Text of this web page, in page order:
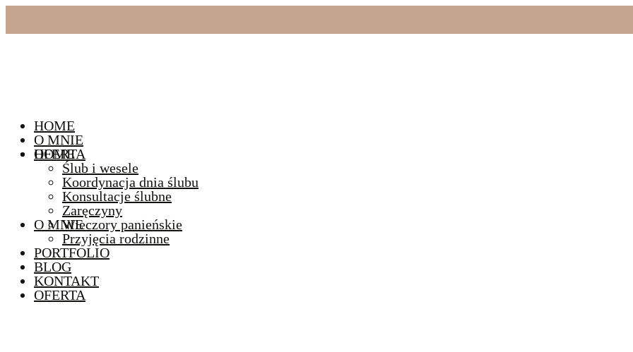
HOME
O MNIE
OFERTA
HOME
O MNIE
OFERTA
Ślub i wesele
Koordynacja dnia ślubu
Konsultacje ślubne
Zaręczyny
Wieczory panieńskie
Przyjęcia rodzinne
PORTFOLIO
BLOG
KONTAKT